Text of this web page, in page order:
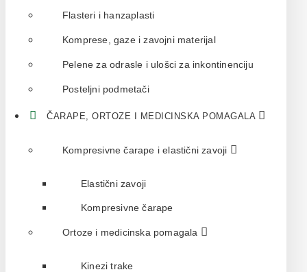
Flasteri i hanzaplasti
Komprese, gaze i zavojni materijal
Pelene za odrasle i ulošci za inkontinenciju
Posteljni podmetači
ČARAPE, ORTOZE I MEDICINSKA POMAGALA
Kompresivne čarape i elastični zavoji
Elastični zavoji
Kompresivne čarape
Ortoze i medicinska pomagala
Kinezi trake